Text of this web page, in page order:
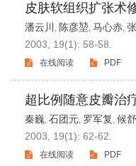
皮肤软组织扩张术
潘云川 , 陈彦堃, 马心赤,
2003, 19(1): 58-58.
在线阅读 PDF
超比例随意皮瓣治
秦巍, 石团元, 罗军复 , 候舒
2003, 19(1): 62-62.
在线阅读 PDF